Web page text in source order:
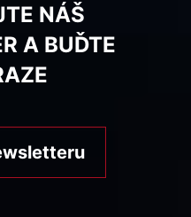
NÁŠ
A BUĎTE